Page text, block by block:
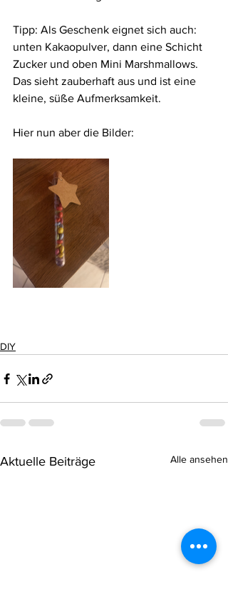
Tipp: Als Geschenk eignet sich auch:
unten Kakaopulver, dann eine Schicht
Zucker und oben Mini Marshmallows.
Das sieht zauberhaft aus und ist eine
kleine, süße Aufmerksamkeit.
Hier nun aber die Bilder:
DIY
Aktuelle Beiträge Alle ansehen